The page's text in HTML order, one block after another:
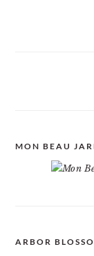
MON BEAU
ARBOR